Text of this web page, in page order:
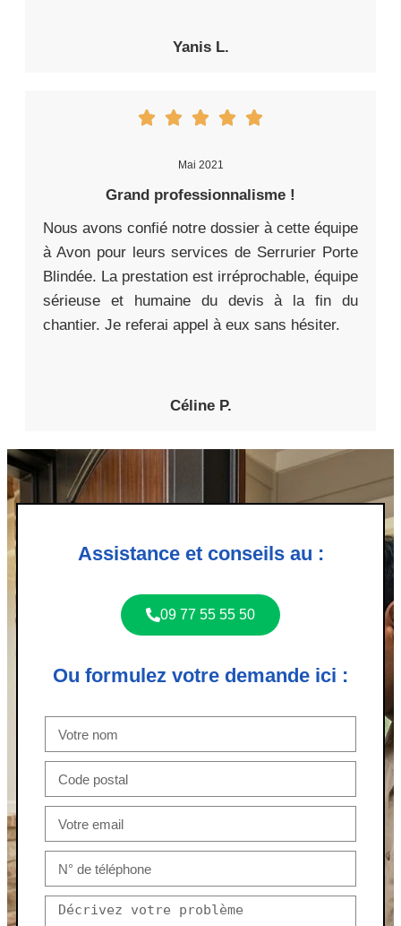
Yanis L.
Mai 2021
Grand professionnalisme !
Nous avons confié notre dossier à cette équipe
à Avon pour leurs services de Serrurier Porte
Blindée. La prestation est irréprochable, équipe
sérieuse et humaine du devis à la fin du
chantier. Je referai appel à eux sans hésiter.
Céline P.
Assistance et conseils au :
09 77 55 55 50
Ou formulez votre demande ici :